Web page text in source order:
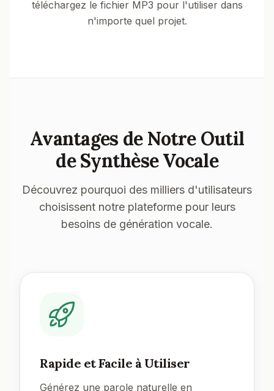
téléchargez le fichier MP3 pour l'utiliser dans
n'importe quel projet.
Avantages de Notre Outil
de Synthèse Vocale
Découvrez pourquoi des milliers d'utilisateurs
choisissent notre plateforme pour leurs
besoins de génération vocale.
Rapide et Facile à Utiliser
Générez une parole naturelle en